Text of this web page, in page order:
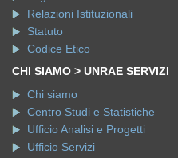
Relazioni Istituzionali
Statuto
Codice Etico
CHI SIAMO > UNRAE SERVIZI
Chi siamo
Centro Studi e Statistiche
Ufficio Analisi e Progetti
Ufficio Servizi